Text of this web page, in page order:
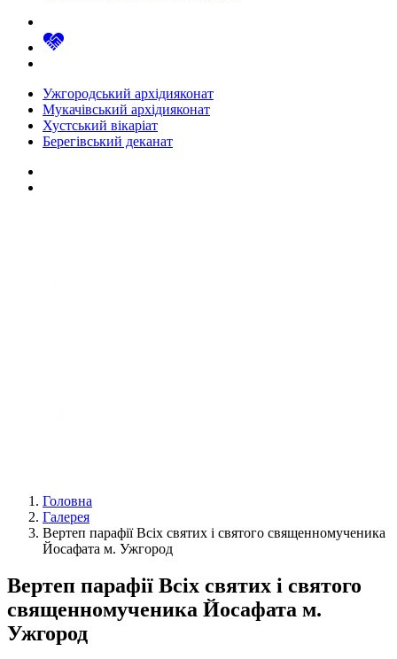
Ужгородський архідияконат
Мукачівський архідияконат
Хустський вікаріат
Берегівський деканат
Головна
Галерея
Вертеп парафії Всіх cвятих і святого священномученика
Йосафата м. Ужгород
Вертеп парафії Всіх cвятих і святого
священномученика Йосафата м.
Ужгород